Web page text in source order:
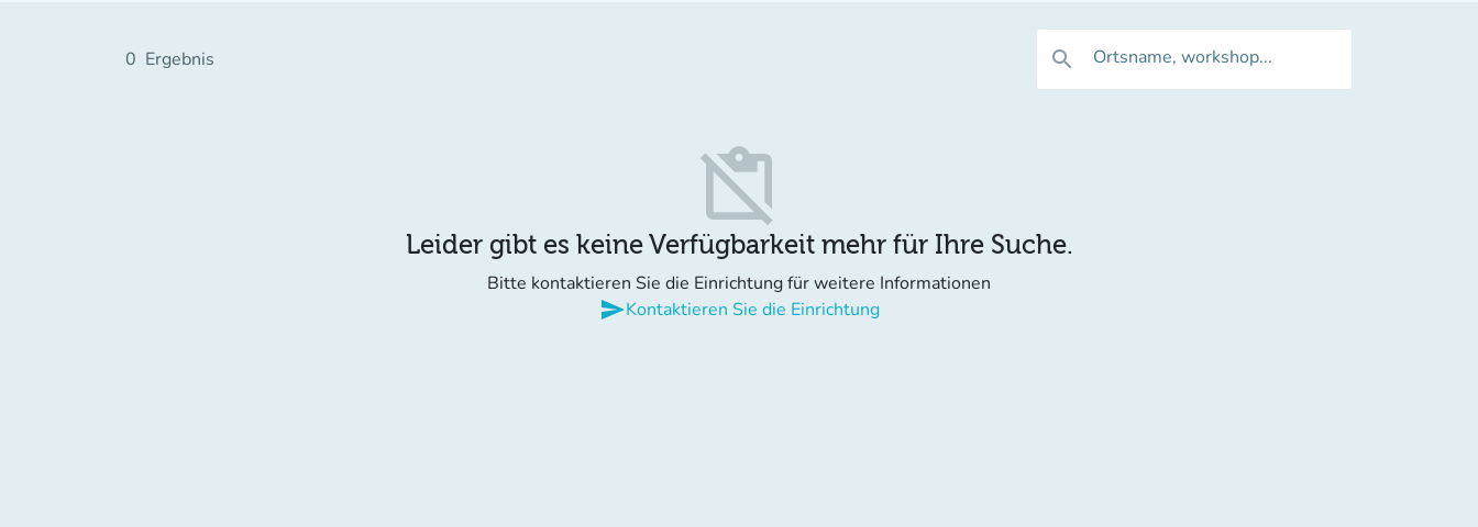
0 Ergebnis search Ortsname, workshop...
content_paste_off
Leider gibt es keine Verfügbarkeit mehr für Ihre Suche.
Bitte kontaktieren Sie die Einrichtung für weitere Informationen
sendKontaktieren Sie die Einrichtung